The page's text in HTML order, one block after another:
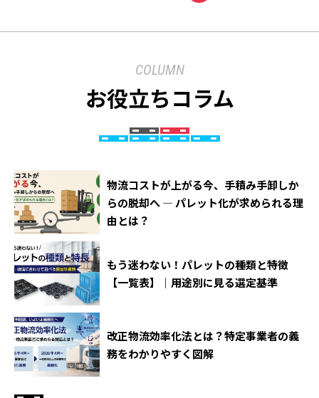
COLUMN
お役立ちコラム
物流コストが上がる今、手積み手卸しか
らの脱却へ ― パレット化が求められる理
由とは？
もう迷わない！パレットの種類と特徴
【一覧表】｜用途別に見る選定基準
改正物流効率化法とは？特定事業者の義
務をわかりやすく図解